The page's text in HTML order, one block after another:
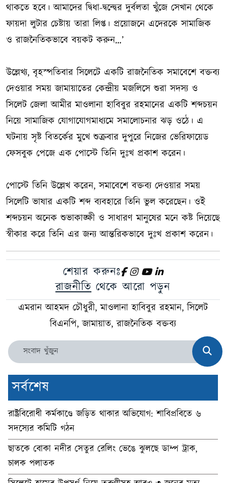
থাকতে হবে। আমাদের দ্বিধা-দ্বন্দ্বের দুর্বলতা খুঁজে সেখান থেকে
ফায়দা লুটার চেষ্টায় তারা লিপ্ত। প্রয়োজনে এদেরকে সামাজিক
ও রাজনৈতিকভাবে বয়কট করুন…’
উল্লেখ্য, বৃহস্পতিবার সিলেটে একটি রাজনৈতিক সমাবেশে বক্তব্য
দেওয়ার সময় জামায়াতের কেন্দ্রীয় মজলিসে শুরা সদস্য ও
সিলেট জেলা আমীর মাওলানা হাবিবুর রহমানের একটি শব্দচয়ন
নিয়ে সামাজিক যোগাযোগমাধ্যমে সমালোচনার ঝড় ওঠে। এ
ঘটনায় সৃষ্ট বিতর্কের মুখে শুক্রবার দুপুরে নিজের ভেরিফায়েড
ফেসবুক পেজে এক পোস্টে তিনি দুঃখ প্রকাশ করেন।
পোস্টে তিনি উল্লেখ করেন, সমাবেশে বক্তব্য দেওয়ার সময়
সিলেটি ভাষার একটি শব্দ ব্যবহারে তিনি ভুল করেছেন। ওই
শব্দচয়ন অনেক শুভাকাঙ্ক্ষী ও সাধারণ মানুষের মনে কষ্ট দিয়েছে
স্বীকার করে তিনি এর জন্য আন্তরিকভাবে দুঃখ প্রকাশ করেন।
শেয়ার করুনঃ
রাজনীতি থেকে আরো পড়ুন
এমরান আহমদ চৌধুরী, মাওলানা হাবিবুর রহমান, সিলেট
বিএনপি, জামায়াত, রাজনৈতিক বক্তব্য
সর্বশেষ
রাষ্ট্রবিরোধী কর্মকাণ্ডে জড়িত থাকার অভিযোগ: শাবিপ্রবিতে ৬
সদস্যের কমিটি গঠন
ছাতকে বোকা নদীর সেতুর রেলিং ভেঙে ঝুলছে ডাম্প ট্রাক,
চালক পলাতক